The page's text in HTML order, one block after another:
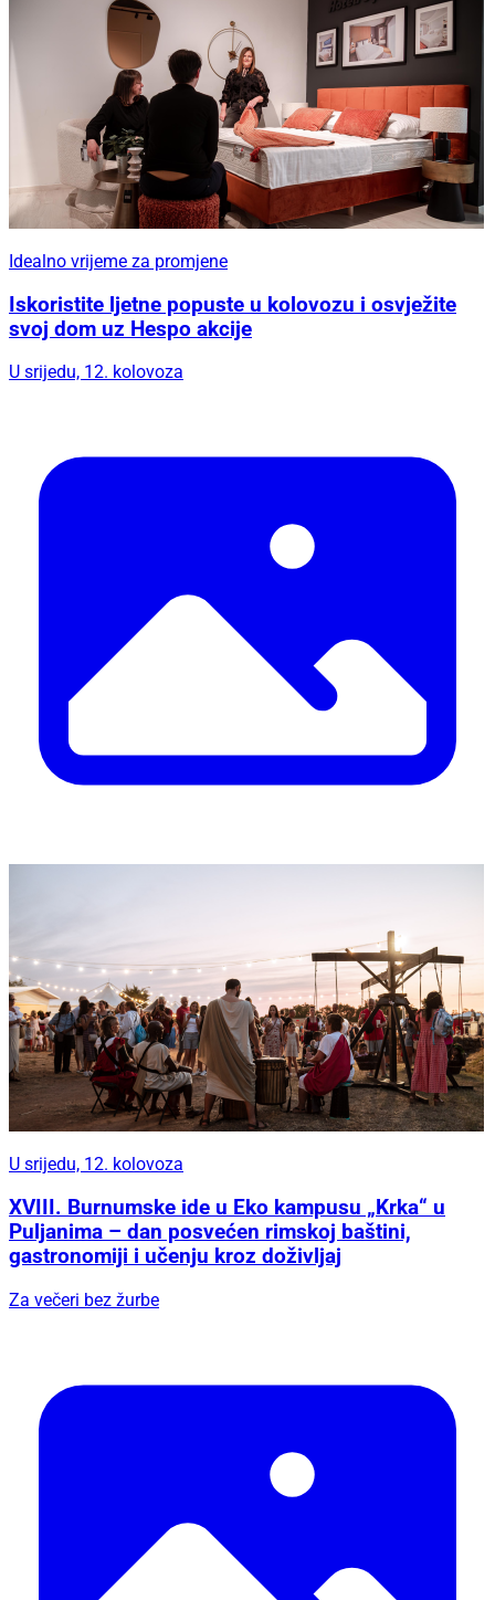
Idealno vrijeme za promjene
Iskoristite ljetne popuste u kolovozu i osvježite
svoj dom uz Hespo akcije
U srijedu, 12. kolovoza
U srijedu, 12. kolovoza
XVIII. Burnumske ide u Eko kampusu „Krka“ u
Puljanima – dan posvećen rimskoj baštini,
gastronomiji i učenju kroz doživljaj
Za večeri bez žurbe